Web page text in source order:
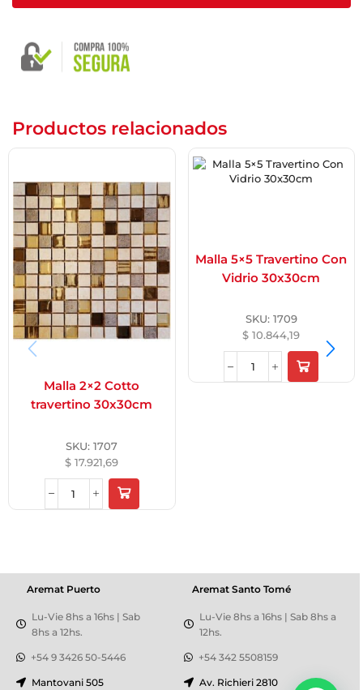
este navegador para la próxima vez que comente.
Productos relacionados
Malla 2×2 Cotto
travertino 30x30cm
SKU:1707
$ 17.921,69
Malla 5×5 Travertino Con
Vidrio 30x30cm
SKU: 1709
$ 10.844,19
Aremat Santo Tomé
Lu-Vie 8hs a 16hs | Sab 8hs a
12hs.
+54 342 5508159
Av. Richieri 2810
Aremat Puerto
Lu-Vie 8hs a 16hs | Sab
8hs a 12hs.
+54 9 3426 50-5446
Mantovani 505